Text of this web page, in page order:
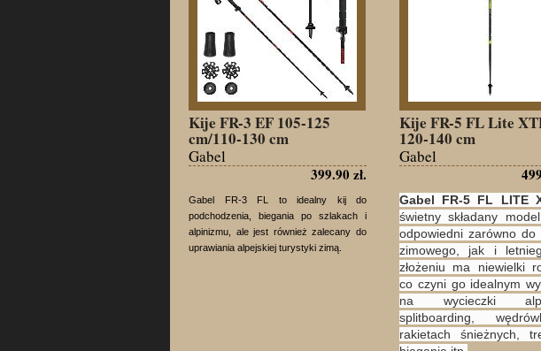
Kije FR-3 EF 105-125
cm/110-130 cm
Gabel
399.90 zł.
Gabel FR-3 FL to idealny kij do
podchodzenia, biegania po szlakach i
alpinizmu, ale jest również zalecany do
uprawiania alpejskiej turystyki zimą.
Kije FR-5 FL Lite
120-140 cm
Gabel
Gabel FR-5 FL LITE
świetny składany
odpowiedni zarówno do
zimowego, jak i
złożeniu ma niewielki
co czyni go idealnym
na wycieczki
splitboarding,
rakietach śnieżnych,